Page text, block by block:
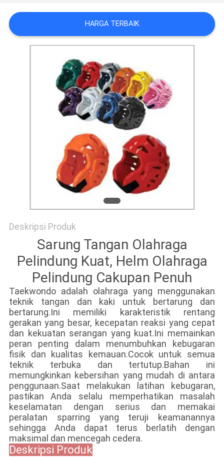
PRIVACY
POLICY
HARGA TERBAIK
Deskripsi Produk
Sarung Tangan Olahraga
Pelindung Kuat, Helm Olahraga
Pelindung Cakupan Penuh
Taekwondo adalah olahraga yang menggunakan
teknik tangan dan kaki untuk bertarung dan
bertarung.Ini memiliki karakteristik rentang
gerakan yang besar, kecepatan reaksi yang cepat
dan kekuatan serangan yang kuat.Ini memainkan
peran penting dalam menumbuhkan kebugaran
fisik dan kualitas kemauan.Cocok untuk semua
teknik terbuka dan tertutup.Bahan ini
memungkinkan kebersihan yang mudah di antara
penggunaan.Saat melakukan latihan kebugaran,
pastikan Anda selalu memperhatikan masalah
keselamatan dengan serius dan memakai
peralatan sparring yang teruji keamanannya
sehingga Anda dapat terus berlatih dengan
maksimal dan mencegah cedera.
Deskripsi Produk